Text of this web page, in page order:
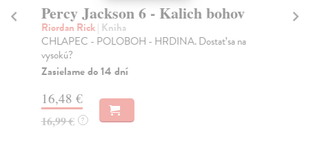
Percy Jackson 6 - Kalich bohov
Riordan Rick| Kniha
CHLAPEC - POLOBOH - HRDINA. Dostať sa na
vysokú?
Zasielame do 14 dní
16,48 €
16,99 € ?